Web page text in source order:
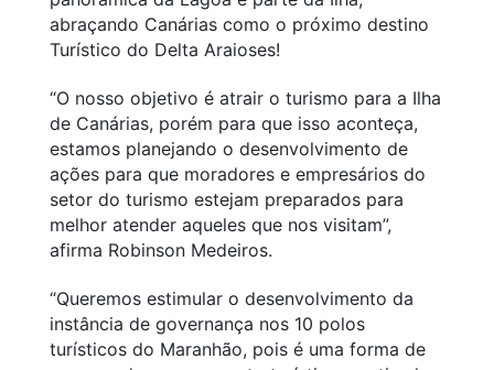
abraçando Canárias como o próximo destino
Turístico do Delta Araioses!
“O nosso objetivo é atrair o turismo para a Ilha
de Canárias, porém para que isso aconteça,
estamos planejando o desenvolvimento de
ações para que moradores e empresários do
setor do turismo estejam preparados para
melhor atender aqueles que nos visitam”,
afirma Robinson Medeiros.
“Queremos estimular o desenvolvimento da
instância de governança nos 10 polos
turísticos do Maranhão, pois é uma forma de